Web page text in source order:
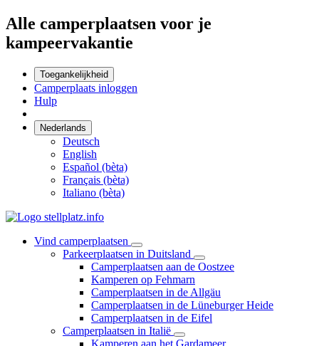
Alle camperplaatsen voor je
kampeervakantie
Toegankelijkheid
Camperplaats inloggen
Hulp
Nederlands
Deutsch
English
Español (bèta)
Français (bèta)
Italiano (bèta)
Vind camperplaatsen
Parkeerplaatsen in Duitsland
Camperplaatsen aan de Oostzee
Kamperen op Fehmarn
Camperplaatsen in de Allgäu
Camperplaatsen in de Lüneburger Heide
Camperplaatsen in de Eifel
Camperplaatsen in Italië
Kamperen aan het Gardameer